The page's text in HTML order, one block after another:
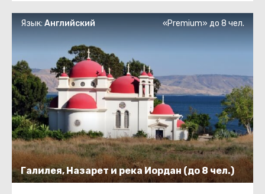
Галилея, Назарет и река Иордан (до 8 чел.)
Язык:Английский «Premium» до 8 чел.